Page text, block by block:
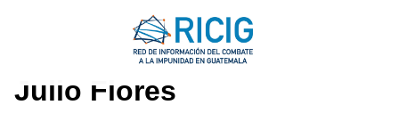
Julio Flores